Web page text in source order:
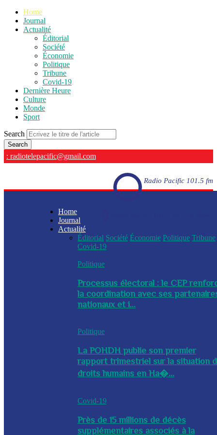
Home
Journal
Actualité
Éditorial
Société
Économie
Politique
Tribune
Covid-19
Dernière Heure
Culture
Monde
Sport
Search
: radiotelepacific@gmail.com
Radio Pacific 101.5 fm
Home
Journal
Actualité
Éditorial Société Économie Politique Tribune
Covid-19
Politique
Processus électoral : le CEP
la coordination avec ses
nationaux et i...
Politique
La POHDH publie son premier
rapport trimestriel sur la situation
droits humains en Ha�...
Covid-19
Près de 15 millions de décès
supplémentaires associés à la